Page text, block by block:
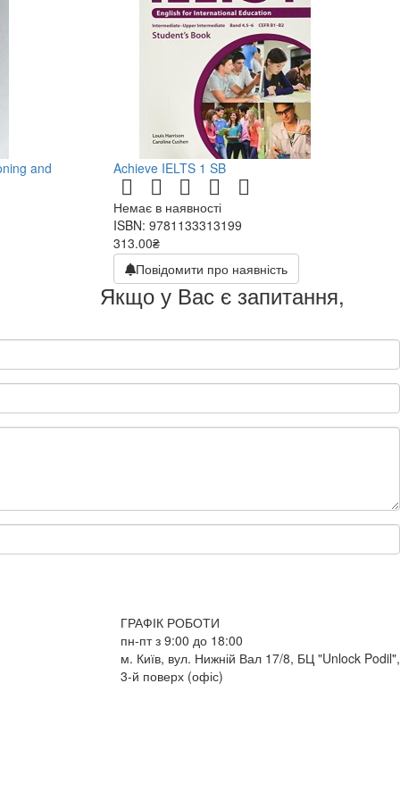
and Achieve IELTS 1 SB
Немає в наявності
ISBN: 9781133313199
313.00₴
626.00₴Повідомити про наявність
Якщо у Вас є запитання,
ГРАФІК РОБОТИ
пн-пт з 9:00 до 18:00
м. Київ, вул. Нижній Вал 17/8, БЦ "Unlock Podil",
3-й поверх (офіс)